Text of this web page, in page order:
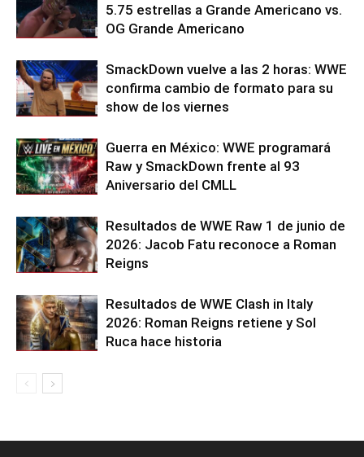
5.75 estrellas a Grande Americano vs.
OG Grande Americano
SmackDown vuelve a las 2 horas: WWE
confirma cambio de formato para su
show de los viernes
Guerra en México: WWE programará
Raw y SmackDown frente al 93
Aniversario del CMLL
Resultados de WWE Raw 1 de junio de
2026: Jacob Fatu reconoce a Roman
Reigns
Resultados de WWE Clash in Italy
2026: Roman Reigns retiene y Sol
Ruca hace historia